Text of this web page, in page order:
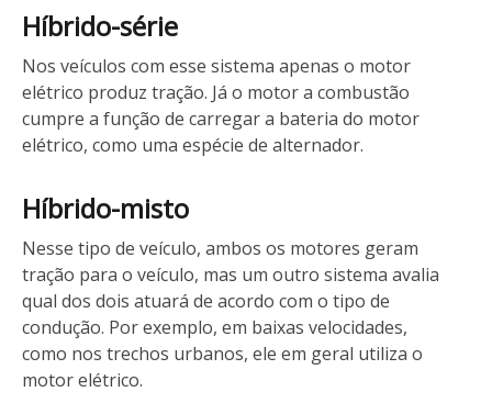
Híbrido-série
Nos veículos com esse sistema apenas o motor
elétrico produz tração. Já o motor a combustão
cumpre a função de carregar a bateria do motor
elétrico, como uma espécie de alternador.
Híbrido-misto
Nesse tipo de veículo, ambos os motores geram
tração para o veículo, mas um outro sistema avalia
qual dos dois atuará de acordo com o tipo de
condução. Por exemplo, em baixas velocidades,
como nos trechos urbanos, ele em geral utiliza o
motor elétrico.